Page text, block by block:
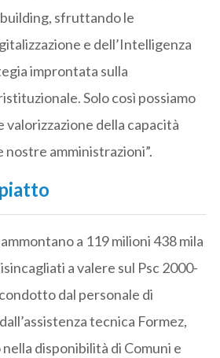
sfruttando le
e dell’Intelligenza
improntata sulla
Solo così possiamo
valorizzazione della capacità
amministrazioni”.
a 119 milioni 438 mila
a valere sul Psc 2000-
dal personale di
tecnica Formez,
disponibilità di Comuni e